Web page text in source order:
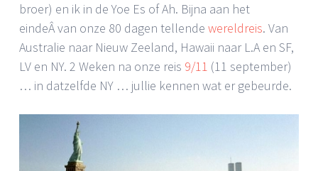
broer) en ik in de Yoe Es of Ah. Bijna aan het
eindeÂ van onze 80 dagen tellende wereldreis. Van
Australie naar Nieuw Zeeland, Hawaii naar L.A en SF,
LV en NY. 2 Weken na onze reis 9/11 (11 september)
… in datzelfde NY … jullie kennen wat er gebeurde.